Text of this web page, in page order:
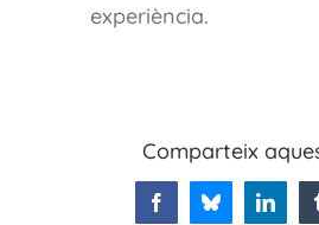
experiència.
Comparteix
FacebookBluesky